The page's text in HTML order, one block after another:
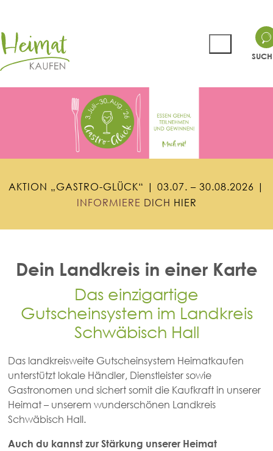
AKTION „GASTRO-GL ÜCK“ | 03.07. – 30.08.2026 |
INFORMIERE DICH HIER
Dein Landkreis in einer Karte
Das einzigartige
Gutscheinsystem im Landkreis
Schwäbisch Hall
Das landkreisweite Gutscheinsystem Heimatkaufen
unterstützt lokale Händler, Dienstleister sowie
Gastronomen und sichert somit die Kaufkraft in unserer
Heimat – unserem wunderschönen Landkreis
Schwäbisch Hall.
Auch du kannst zur Stärkung unserer Heimat